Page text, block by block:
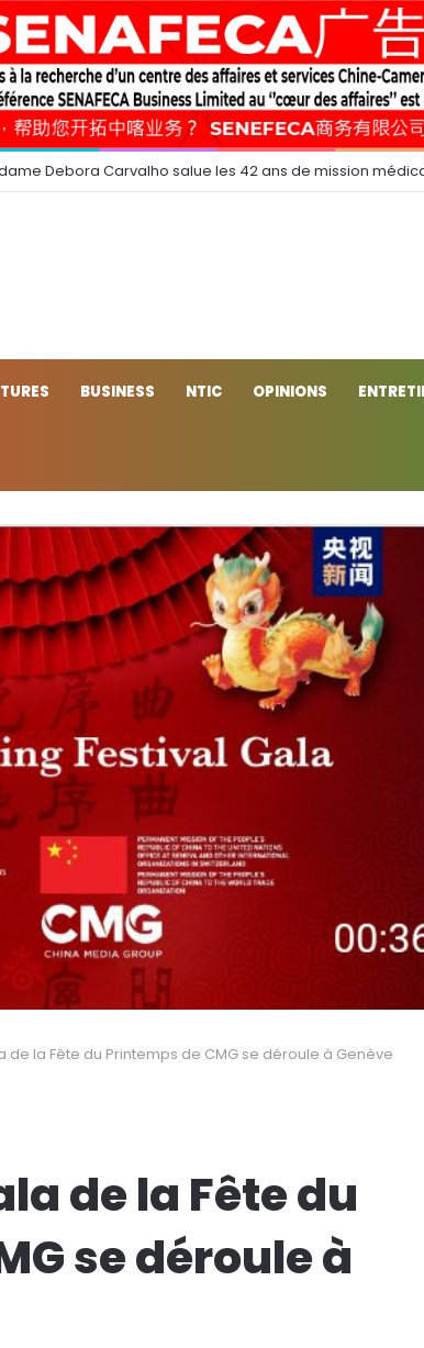
Debora Carvalho salue les 42 ans de mission
BUSINESS NTIC OPINIONS
de la Fête du Printemps de CMG se déroule à Genève
de la Fête du
se déroule à